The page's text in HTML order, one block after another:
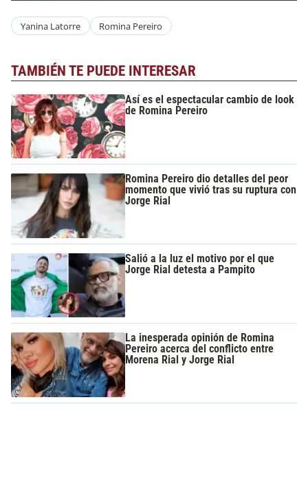
Yanina Latorre Romina Pereiro
TAMBIÉN TE PUEDE INTERESAR
Así es el espectacular cambio de look
de Romina Pereiro
Romina Pereiro dio detalles del peor
momento que vivió tras su ruptura con
Jorge Rial
Salió a la luz el motivo por el que
Jorge Rial detesta a Pampito
La inesperada opinión de Romina
Pereiro acerca del conflicto entre
Morena Rial y Jorge Rial